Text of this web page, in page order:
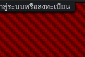
สู่ระบบหรือลงทะเบียน